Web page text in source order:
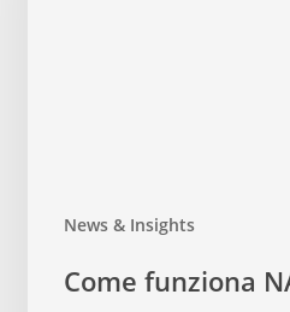
News & Insights
funzionaCome funziona